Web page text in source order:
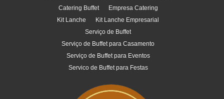
Catering Buffet
Empresa Catering
Kit Lanche
Kit Lanche Empresarial
Serviço de Buffet
Serviço de Buffet para Casamento
Serviço de Buffet para Eventos
Servico de Buffet para Festas